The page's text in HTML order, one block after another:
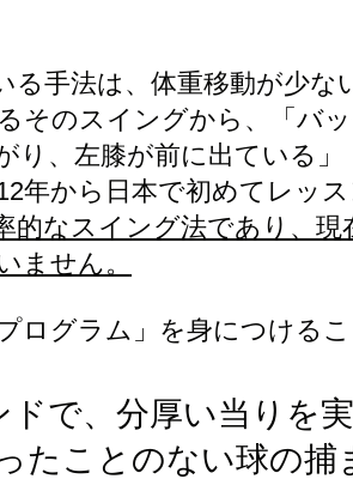
る手法は、体重移動が少
そのスイングから、「バ
り、左膝が前に出ている
年から日本で初めてレッ
的なスイング法であり、
ません。
ログラム」を身につける
ドで、分厚い当りを
たことのない球の捕